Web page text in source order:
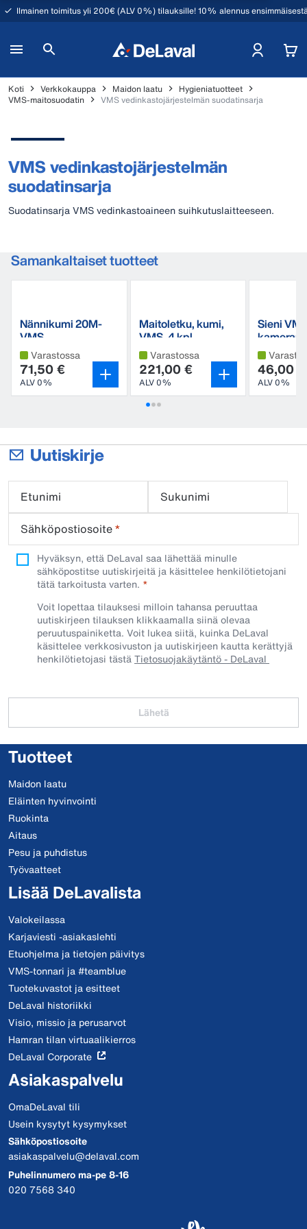
Ilmainen toimitus yli 200€ (ALV 0%) tilauksille! 10% alennus
Koti Verkkokauppa Maidon laatu
Hygieniatuotteet
VMS-maitosuodatin
VMS vedinkastojärjestelmän suodatinsarja
VMS vedinkastojärjestelmän
suodatinsarja
Suodatinsarja VMS vedinkastoaineen suihkutuslaitteeseen.
Samankaltaiset tuotteet
Nännikumi 20M-
VMS
Varastossa
71,50 €
ALV 0%
Maitoletku, kumi,
VMS, 4 kpl
Varastossa
221,00 €
ALV 0%
Sieni
seen
46,00 €
ALV 0%
Uutiskirje
Etunimi
Sukunimi
Sähköpostiosoite*
Hyväksyn, että DeLaval saa lähettää minulle
sähköpostitse uutiskirjeitä ja käsittelee henkilötietojani
tätä tarkoitusta varten.
Voit lopettaa tilauksesi milloin tahansa peruuttaa
uutiskirjeen tilauksen klikkaamalla siinä olevaa
peruutuspainiketta. Voit lukea siitä, kuinka DeLaval
käsittelee verkkosivuston ja uutiskirjeen kautta kerättyjä
henkilötietojasi tästäTietosuojakäytäntö - DeLaval
Lähetä
Tuotteet
Maidon laatu
Eläinten hyvinvointi
Ruokinta
Aitaus
Pesu ja puhdistus
Työvaatteet
Lisää DeLavalista
Valokeilassa
Karjaviesti -asiakaslehti
Etuohjelma ja tietojen päivitys
VMS-tonnari ja #teamblue
Tuotekuvastot ja esitteet
DeLaval historiikki
Visio, missio ja perusarvot
Hamran tilan virtuaalikierros
DeLaval Corporate
Asiakaspalvelu
OmaDeLaval tili
Usein kysytyt kysymykset
Sähköpostiosoite
asiakaspalvelu@delaval.com
Puhelinnumero ma-pe 8-16
020 7568 340